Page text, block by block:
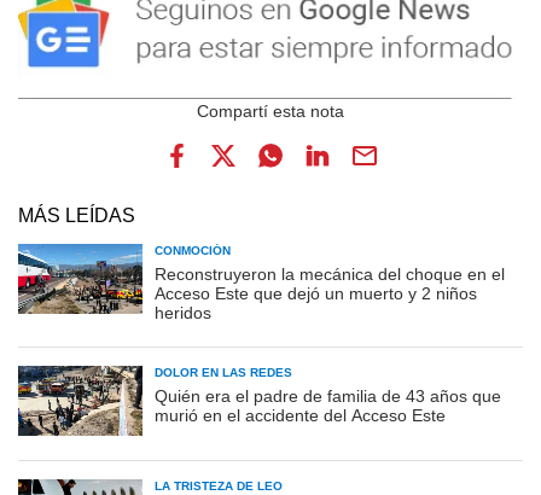
MÁS LEÍDAS
CONMOCIÓN
Reconstruyeron la mecánica del choque en el
Acceso Este que dejó un muerto y 2 niños
heridos
DOLOR EN LAS REDES
Quién era el padre de familia de 43 años que
murió en el accidente del Acceso Este
LA TRISTEZA DE LEO